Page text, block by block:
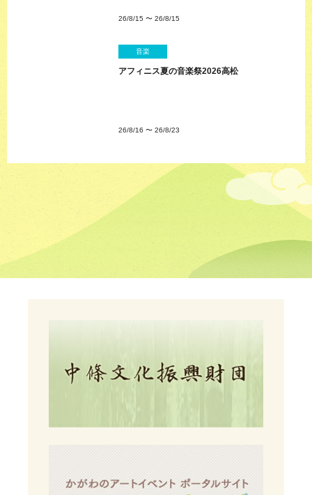
26/8/15 〜 26/8/15
音楽
アフィニス夏の音楽祭2026高松
26/8/16 〜 26/8/23